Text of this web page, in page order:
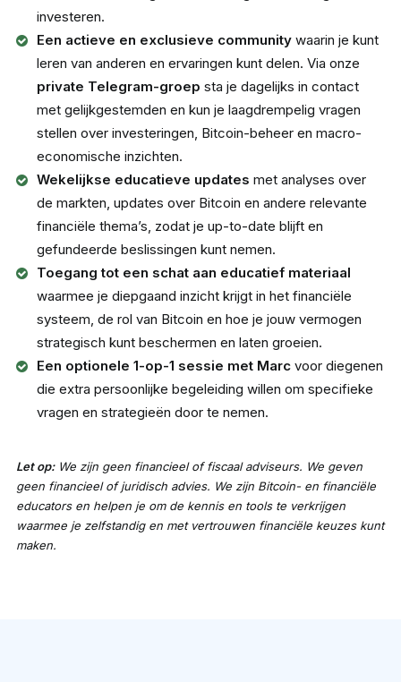
investeren.
Een actieve en exclusieve communitywaarin je kunt
leren van anderen en ervaringen kunt delen. Via onze
private Telegram-groep sta je dagelijks in contact
met gelijkgestemden en kun je laagdrempelig vragen
stellen over investeringen, Bitcoin-beheer en macro-
economische inzichten.
Wekelijkse educatieve updates met analyses over
de markten, updates over Bitcoin en andere relevante
financiële thema’s, zodat je up-to-date blijft en
gefundeerde beslissingen kunt nemen.
Toegang tot een schat aan educatief materiaal
waarmee je diepgaand inzicht krijgt in het financiële
systeem, de rol van Bitcoin en hoe je jouw vermogen
strategisch kunt beschermen en laten groeien.
Een optionele 1-op-1 sessie met Marcvoor diegenen
die extra persoonlijke begeleiding willen om specifieke
vragen en strategieën door te nemen.
Let op:We zijn geen financieel of fiscaal adviseurs. We geven
geen financieel of juridisch advies. We zijn Bitcoin- en financiële
educators en helpen je om de kennis en tools te verkrijgen
waarmee je zelfstandig en met vertrouwen financiële keuzes kunt
maken.